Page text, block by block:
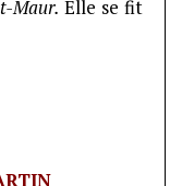
Maur. Elle se fit